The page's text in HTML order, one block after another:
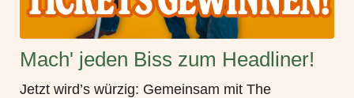
Mach' jeden Biss zum Headliner!
Jetzt wird’s würzig: Gemeinsam mit The